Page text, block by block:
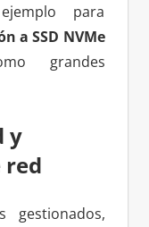
para
a SSD NVMe
grandes
y
gestionados,